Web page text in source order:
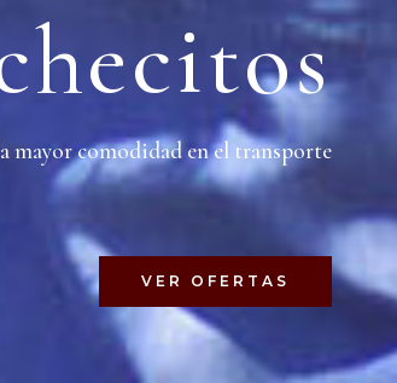
mayor comodidad en el transporte
VER OFERTAS